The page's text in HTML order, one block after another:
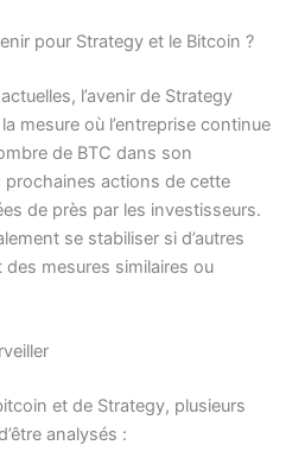
pour Strategy et le Bitcoin ?
l’avenir de Strategy
mesure où l’entreprise continue
de BTC dans son
prochaines actions de cette
de près par les investisseurs.
se stabiliser si d’autres
mesures similaires ou
et de Strategy, plusieurs
analysés :